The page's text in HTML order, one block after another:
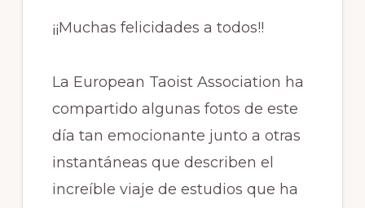
¡¡Muchas felicidades a todos!!
La European Taoist Association ha
compartido algunas fotos de este
día tan emocionante junto a otras
instantáneas que describen el
increíble viaje de estudios que ha